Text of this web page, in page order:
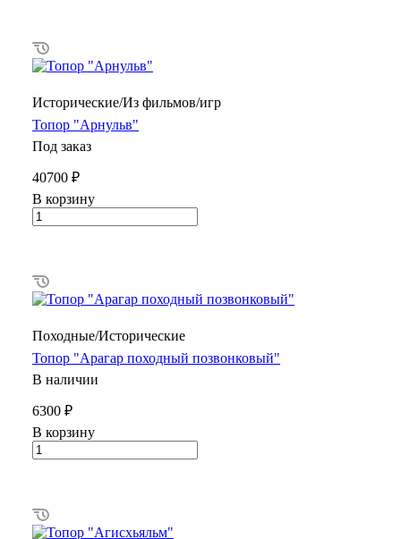
Исторические/Из фильмов/игр
Топор "Арнульв"
Под заказ
40700 ₽
В корзину
Походные/Исторические
Топор "Арагар походный позвонковый"
В наличии
6300 ₽
В корзину